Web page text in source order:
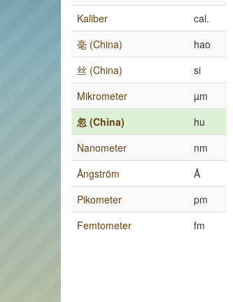
Kaliber
cal.
毫 (China)
hao
丝 (China)
si
Mikrometer
µm
忽 (China)
hu
Nanometer
nm
Ångström
Å
Pikometer
pm
Femtometer
fm